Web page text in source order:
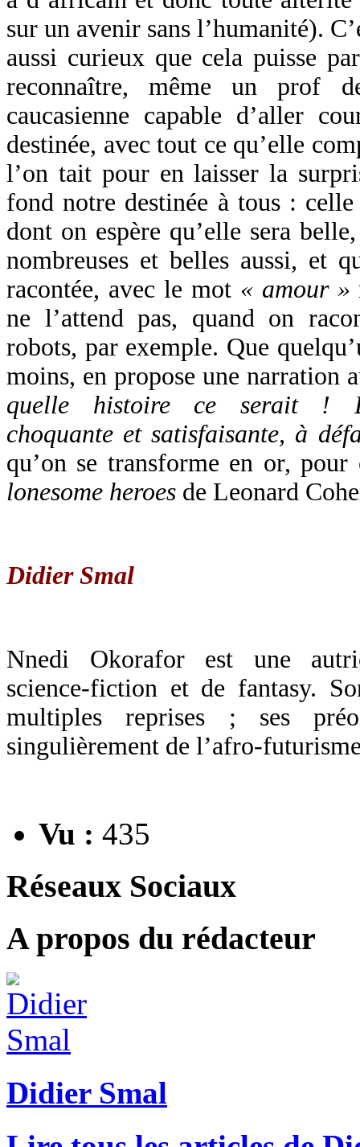
sur un avenir sans l’humanité).
aussi curieux que cela puisse
reconnaître, même un prof
caucasienne capable d’aller
destinée, avec tout ce qu’elle
l’on tait pour en laisser la
fond notre destinée à tous :
dont on espère qu’elle sera
nombreuses et belles aussi, et
racontée, avec le mot « amour »
ne l’attend pas, quand on
robots, par exemple. Que
moins, en propose une narration
quelle histoire ce serait !
choquante et satisfaisante, à
qu’on se transforme en or,
lonesome heroes de Leonard
Didier Smal
Nnedi Okorafor est une
science-fiction et de fantasy.
multiples reprises ; ses
singulièrement de l’afro-
Vu : 435
Réseaux Sociaux
A propos du rédacteur
Didier Smal